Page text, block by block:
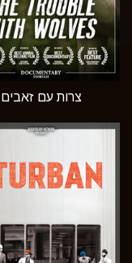
צרות עם זאבים